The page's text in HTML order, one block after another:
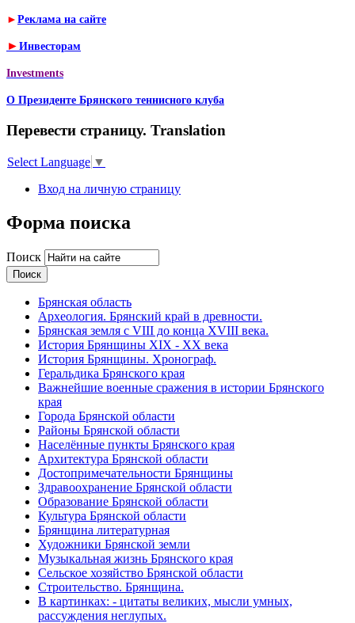
► Реклама на сайте
► Инвесторам
Investments
О Президенте Брянского теннисного клуба
Перевести страницу. Translation
Select Language ▼
Вход на личную страницу
Форма поиска
Поиск
Брянская область
Археология. Брянский край в древности.
Брянская земля с VIII до конца XVIII века.
История Брянщины XIX - XX века
История Брянщины. Хронограф.
Геральдика Брянского края
Важнейшие военные сражения в истории Брянского
края
Города Брянской области
Районы Брянской области
Населённые пункты Брянского края
Архитектура Брянской области
Достопримечательности Брянщины
Здравоохранение Брянской области
Образование Брянской области
Культура Брянской области
Брянщина литературная
Художники Брянской земли
Музыкальная жизнь Брянского края
Сельское хозяйство Брянской области
Строительство. Брянщина.
В картинках: - цитаты великих, мысли умных,
рассуждения неглупых.